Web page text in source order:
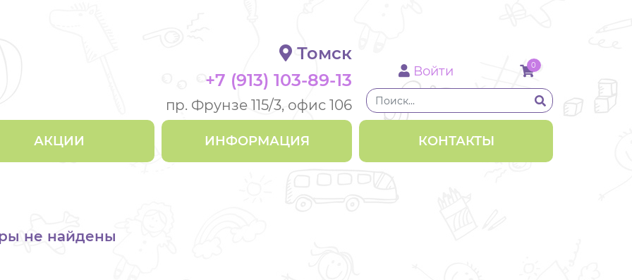
Томск
+7 (913) 103-89-13
пр. Фрунзе 115/3, офис 106
Войти 0
АКЦИИ ИНФОРМАЦИЯ КОНТАКТЫ
не найдены